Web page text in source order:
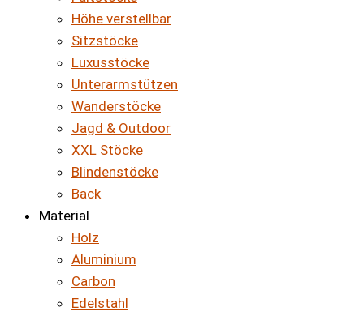
Höhe verstellbar
Sitzstöcke
Luxusstöcke
Unterarmstützen
Wanderstöcke
Jagd & Outdoor
XXL Stöcke
Blindenstöcke
Back
Material
Holz
Aluminium
Carbon
Edelstahl